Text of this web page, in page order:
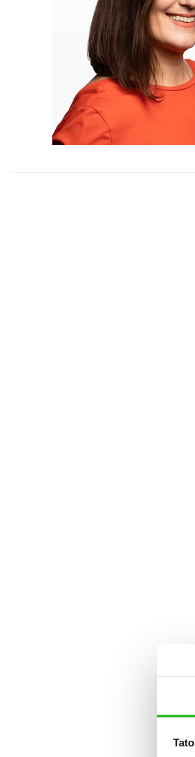
Beletrie pro děti
Beletrie pro dospělé
Byznys a ekonomie